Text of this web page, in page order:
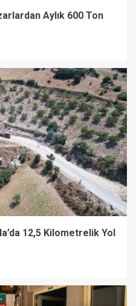
Aylık 600 Ton
12,5 Kilometrelik Yol